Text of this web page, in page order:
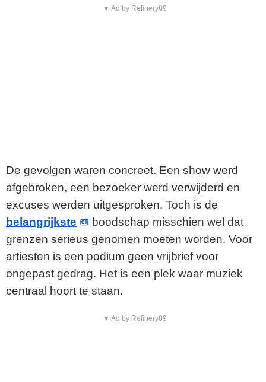
▼ Ad by Refinery89
De gevolgen waren concreet. Een show werd
afgebroken, een bezoeker werd verwijderd en
excuses werden uitgesproken. Toch is de
belangrijkste
boodschap misschien wel dat
grenzen serieus genomen moeten worden. Voor
artiesten is een podium geen vrijbrief voor
ongepast gedrag. Het is een plek waar muziek
centraal hoort te staan.
▼ Ad by Refinery89